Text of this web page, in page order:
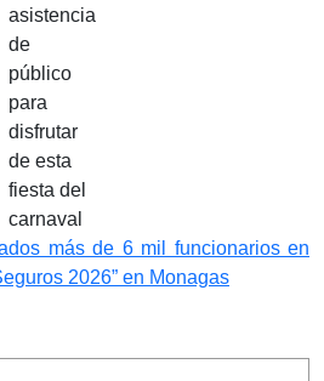
asistencia
de
público
para
disfrutar
de esta
fiesta del
carnaval
más de 6 mil funcionarios en
2026” en Monagas